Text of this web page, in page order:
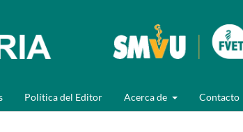
Política del Editor Acerca de Contacto